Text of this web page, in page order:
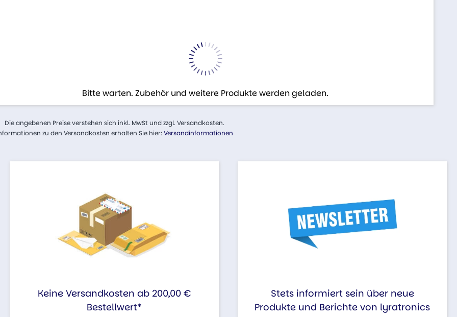
Bitte warten. Zubehör und weitere Produkte werden geladen.
Die angebenen Preise verstehen sich inkl. MwSt und zzgl. Versandkosten.
zu den Versandkosten erhalten Sie hier: Versandinformationen
Keine Versandkosten ab 200,00 €
Bestellwert*
Stets informiert sein über neue
Produkte und Berichte von lyratronics